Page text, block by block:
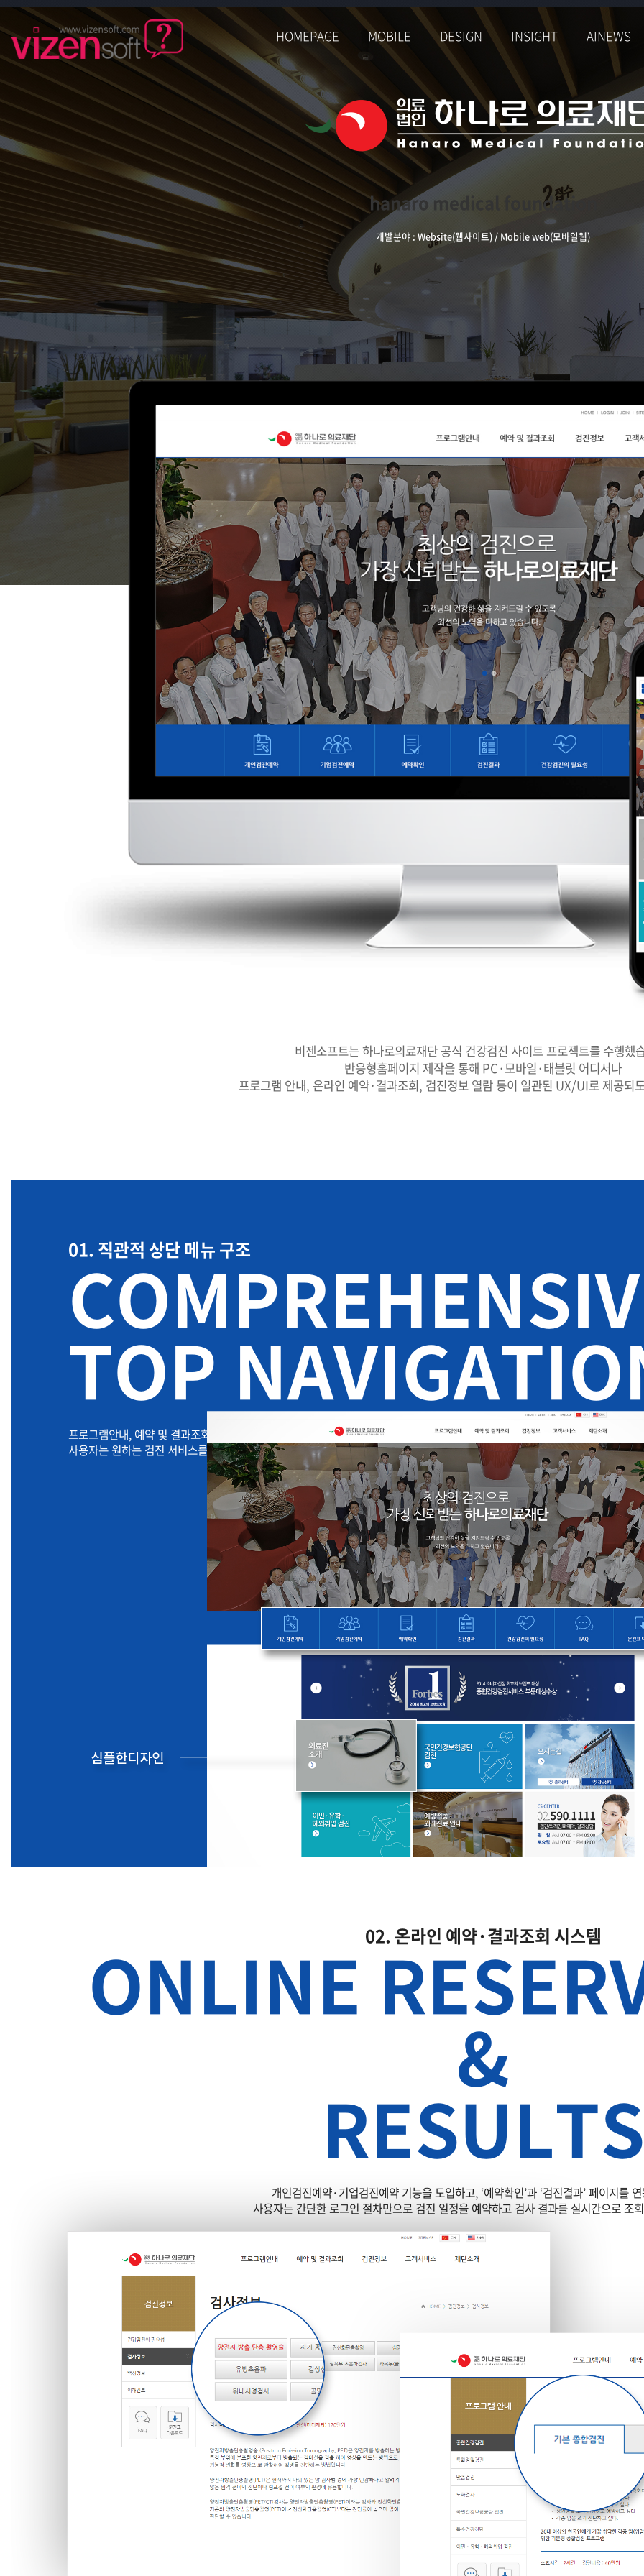
HOMEPAGE MOBILE DESIGN INSIGHT AINEWS
hanaro medical foundation
개발분야 : Website(웹사이트) / Mobile web(모바일웹)
비젠소프트는 하나로의료재단 공식 건강검진 사이트 프로젝트를 수행했
반응형홈페이지 제작을 통해 PC·모바일·태블릿 어디서나
프로그램 안내, 온라인 예약·결과조회, 검진정보 열람 등이 일관된 UX/UI로 제공되
01. 직관적 상단 메뉴 구조
상단 고정 메뉴로 하나로의료재단 주요 건강검진 서비스를 손쉽게 탐색합니다.
TOP
프로그램안내, 예약 및 결과조회, 검진정보, 고객서비스, 재단소개 등 주요 카테고리를 상단 고정 메뉴로 구현했습니다.
사용자는 원하는 검진 서비스를 한눈에 파악하고 즉시 이동할 수 있습니다.
02. 온라인 예약·결과조회 시스템
온라인 예약·결과조회 시스템으로 편리한 건강검진 경험을 제공합니다.
ONLINE
&
RESULTS
개인검진예약·기업검진예약 기능을 도입하고, ‘예약확인’과 ‘검진결과’ 페이지를
사용자는 간단한 로그인 절차만으로 검진 일정을 예약하고 검사 결과를 실시간으로 조